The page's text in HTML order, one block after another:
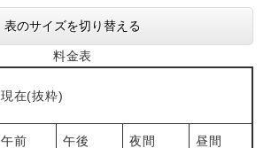
表のサイズを切り替える
料金表
現在(抜粋)
午前 午後 夜間 昼間